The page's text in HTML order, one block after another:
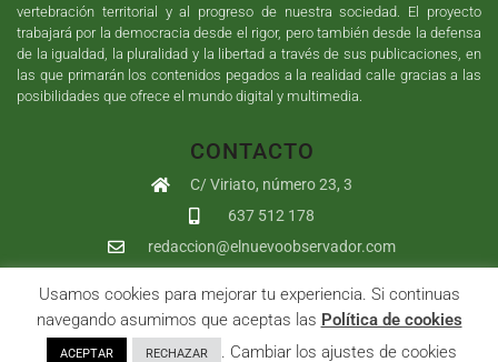
vertebración territorial y al progreso de nuestra sociedad. El proyecto
trabajará por la democracia desde el rigor, pero también desde la defensa
de la igualdad, la pluralidad y la libertad a través de sus publicaciones, en
las que primarán los contenidos pegados a la realidad calle gracias a las
posibilidades que ofrece el mundo digital y multimedia.
CONTACTO
C/ Viriato, número 23, 3
637 512 178
redaccion@elnuevoobservador.com
Copyright ©2026 El Nuevo Observador | Sumurdigital Diseño web
yDesarrollo| All Rights Reserved |
Usamos cookies para mejorar tu experiencia. Si continuas
navegando asumimos que aceptas las Política de cookies
ACEPTAR RECHAZAR . Cambiar los ajustes de cookies